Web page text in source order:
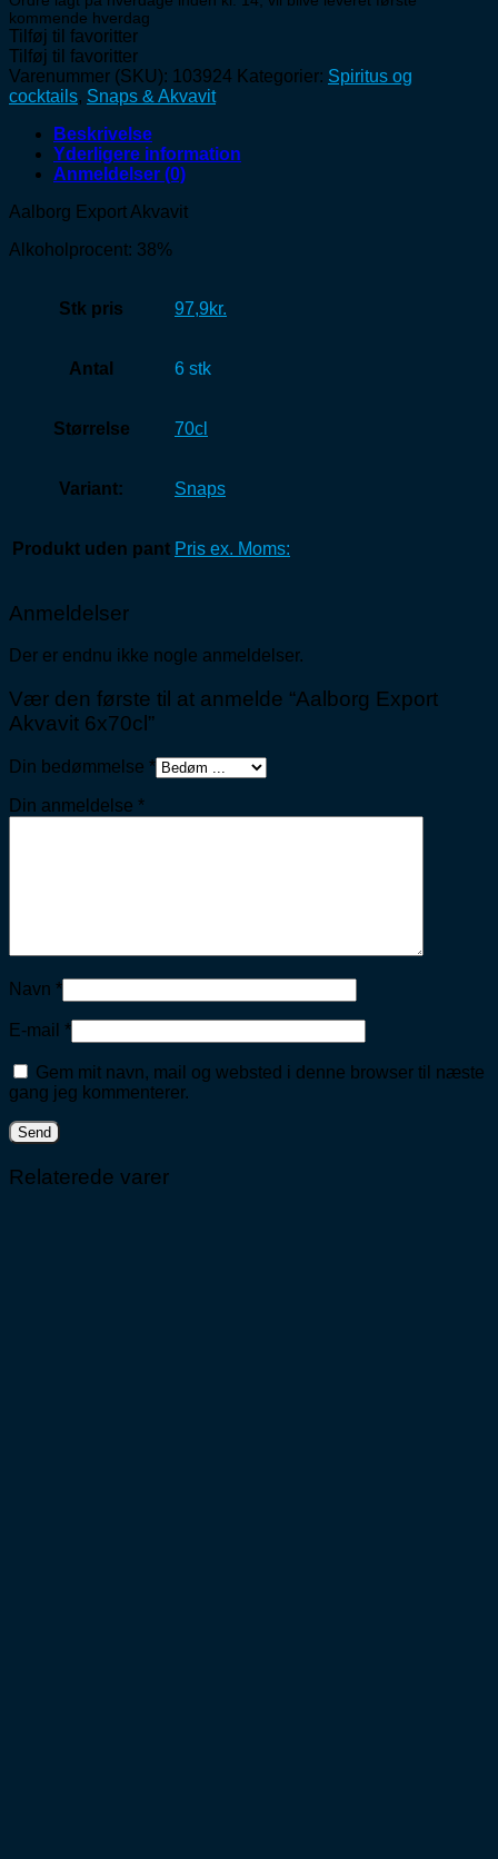
kommende hverdag
Tilføj til favoritter
Tilføj til favoritter
Varenummer (SKU): 103924 Kategorier: Spiritus og
cocktails, Snaps & Akvavit
Beskrivelse
Yderligere information
Anmeldelser (0)
Aalborg Export Akvavit
Alkoholprocent: 38%
Stk pris 97,9kr.
Antal 6 stk
Størrelse 70cl
Variant: Snaps
Produkt uden pant Pris ex. Moms:
Anmeldelser
Der er endnu ikke nogle anmeldelser.
Vær den første til at anmelde “Aalborg Export
Akvavit 6x70cl”
Din bedømmelse *
Din anmeldelse *
Navn *
E-mail *
Gem mit navn, mail og websted i denne browser til næste
gang jeg kommenterer.
Relaterede varer